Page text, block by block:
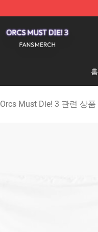
홈
Orcs Must Die! 3 관련 상품